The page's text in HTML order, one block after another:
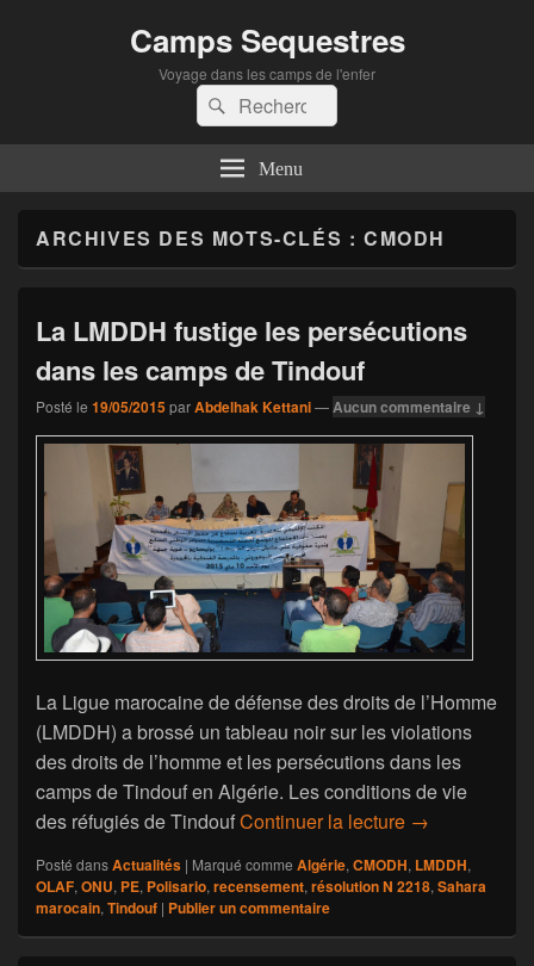
Camps Sequestres
Voyage dans les camps de l'enfer
Recherche :
Rechercher
Menu
ARCHIVES DES MOTS-CLÉS :CMODH
La LMDDH fustige les persécutions
dans les camps de Tindouf
Posté le 19/05/2015parAbdelhak Kettani—Aucun commentaire ↓
La Ligue marocaine de défense des droits de l’Homme
(LMDDH) a brossé un tableau noir sur les violations
des droits de l’homme et les persécutions dans les
camps de Tindouf en Algérie. Les conditions de vie
des réfugiés de TindoufContinuer la lecture La LMDDH
→
Posté dansActualités | Marqué comme Algérie,CMODH, LMDDH,
OLAF,ONU, PE, Polisario,recensement,résolution N 2218,Sahara
marocain,Tindouf | Publier un commentaire